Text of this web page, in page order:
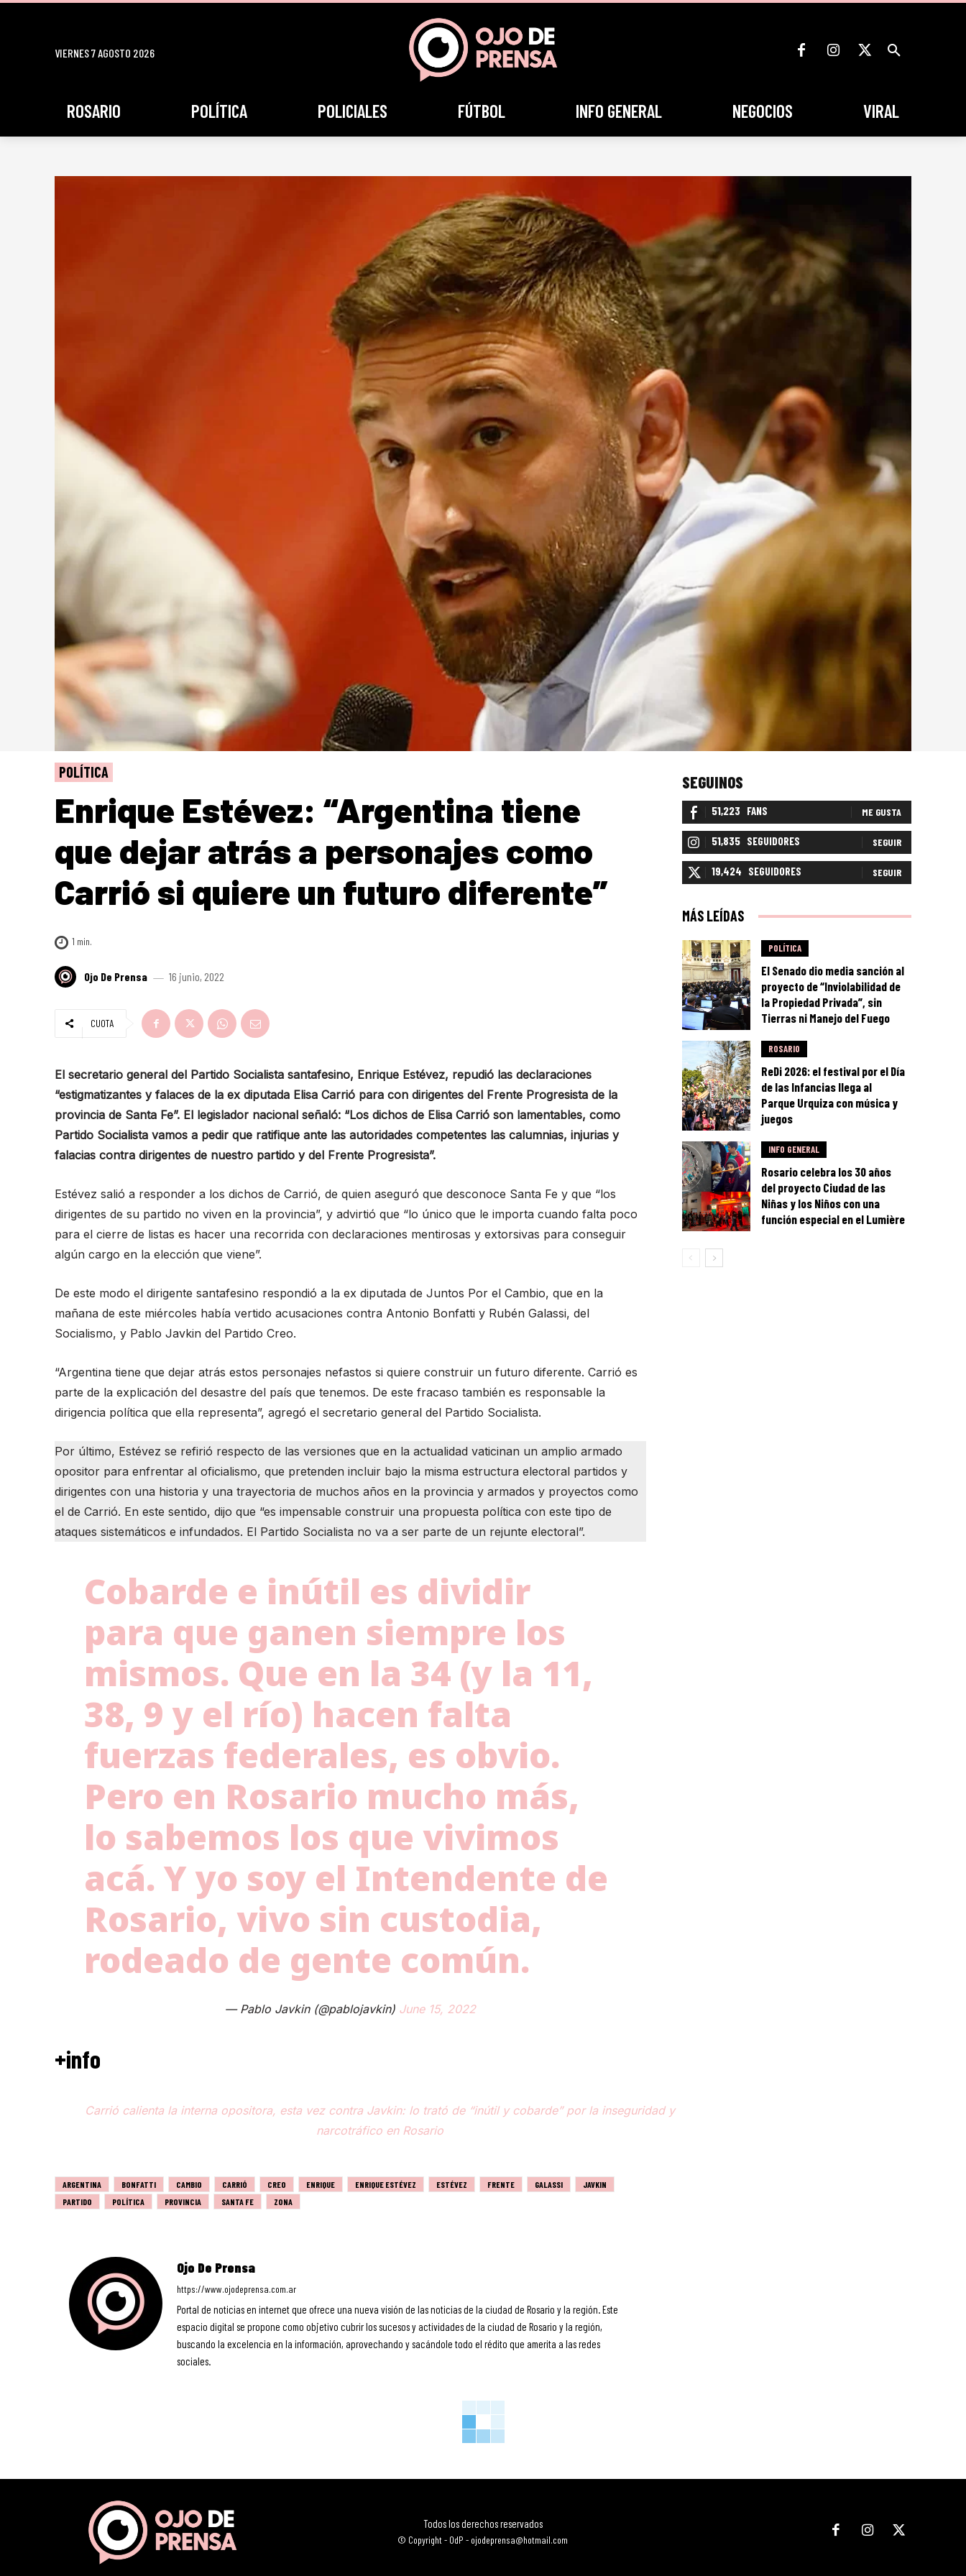
VIERNES 7 AGOSTO 2026
ROSARIO POLÍTICA POLICIALES FÚTBOL INFO GENERAL NEGOCIOS VIRAL
POLÍTICA
Enrique Estévez: “Argentina tiene
que dejar atrás a personajes como
Carrió si quiere un futuro diferente”
1 min.
Ojo De Prensa 16 junio, 2022
CUOTA
El secretario general del Partido Socialista santafesino, Enrique Estévez, repudió las declaraciones
“estigmatizantes y falaces de la ex diputada Elisa Carrió para con dirigentes del Frente Progresista de la
provincia de Santa Fe”. El legislador nacional señaló: “Los dichos de Elisa Carrió son lamentables, como
Partido Socialista vamos a pedir que ratifique ante las autoridades competentes las calumnias, injurias y
falacias contra dirigentes de nuestro partido y del Frente Progresista”.
Estévez salió a responder a los dichos de Carrió, de quien aseguró que desconoce Santa Fe y que “los
dirigentes de su partido no viven en la provincia”, y advirtió que “lo único que le importa cuando falta poco
para el cierre de listas es hacer una recorrida con declaraciones mentirosas y extorsivas para conseguir
algún cargo en la elección que viene”.
De este modo el dirigente santafesino respondió a la ex diputada de Juntos Por el Cambio, que en la
mañana de este miércoles había vertido acusaciones contra Antonio Bonfatti y Rubén Galassi, del
Socialismo, y Pablo Javkin del Partido Creo.
“Argentina tiene que dejar atrás estos personajes nefastos si quiere construir un futuro diferente. Carrió es
parte de la explicación del desastre del país que tenemos. De este fracaso también es responsable la
dirigencia política que ella representa”, agregó el secretario general del Partido Socialista.
Por último, Estévez se refirió respecto de las versiones que en la actualidad vaticinan un amplio armado
opositor para enfrentar al oficialismo, que pretenden incluir bajo la misma estructura electoral partidos y
dirigentes con una historia y una trayectoria de muchos años en la provincia y armados y proyectos como
el de Carrió. En este sentido, dijo que “es impensable construir una propuesta política con este tipo de
ataques sistemáticos e infundados. El Partido Socialista no va a ser parte de un rejunte electoral”.
Cobarde e inútil es dividir
para que ganen siempre los
mismos. Que en la 34 (y la 11,
38, 9 y el río) hacen falta
fuerzas federales, es obvio.
Pero en Rosario mucho más,
lo sabemos los que vivimos
acá. Y yo soy el Intendente de
Rosario, vivo sin custodia,
rodeado de gente común.
— Pablo Javkin (@pablojavkin) June 15, 2022
+info
Carrió calienta la interna opositora, esta vez contra Javkin: lo trató de “inútil y cobarde” por la inseguridad y
narcotráfico en Rosario
ARGENTINA BONFATTI CAMBIO CARRIÓ CREO ENRIQUE ENRIQUE ESTÉVEZ ESTÉVEZ FRENTE GALASSI
JAVKIN
PARTIDO
POLÍTICA PROVINCIA SANTA FE ZONA
Ojo De Prensa
https://www.ojodeprensa.com.ar
Portal de noticias en internet que ofrece una nueva visión de las noticias de la ciudad de Rosario y la región. Este
espacio digital se propone como objetivo cubrir los sucesos y actividades de la ciudad de Rosario y la región,
buscando la excelencia en la información, aprovechando y sacándole todo el rédito que amerita a las redes
sociales.
SEGUINOS
51,223 FANS ME GUSTA
51,835 SEGUIDORES SEGUIR
19,424 SEGUIDORES SEGUIR
MÁS LEÍDAS
POLÍTICA
El Senado dio media sanción al
proyecto de “Inviolabilidad de
la Propiedad Privada”, sin
Tierras ni Manejo del Fuego
ROSARIO
ReDi 2026: el festival por el Día
de las Infancias llega al
Parque Urquiza con música y
juegos
INFO GENERAL
Rosario celebra los 30 años
del proyecto Ciudad de las
Niñas y los Niños con una
función especial en el Lumière